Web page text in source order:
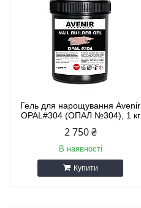
Гель для нарощування Avenir
OPAL#304 (ОПАЛ №304), 1 кг
2 750 ₴
В наявності
Купити